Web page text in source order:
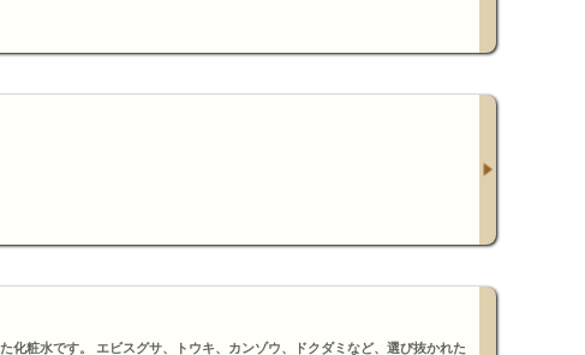
粧水です。 エビスグサ、トウキ、カンゾウ、ドクダミなど、選び抜かれた